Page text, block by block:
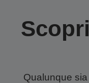
Qualunque